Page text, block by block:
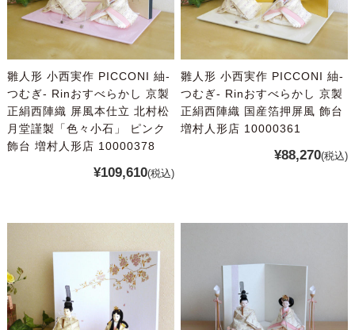
雛人形 小西実作 PICCONI 紬-
つむぎ- Rinおすべらかし 京製
正絹西陣織 屏風本仕立 北村松
月堂謹製「色々小石」 ピンク
飾台 増村人形店 10000378
¥109,610(税込)
雛人形 小西実作 PICCONI 紬-
つむぎ- Rinおすべらかし 京製
正絹西陣織 国産箔押屏風 飾台
増村人形店 10000361
¥88,270(税込)